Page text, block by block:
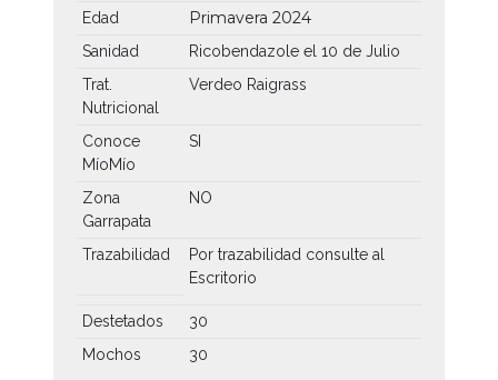
Edad Primavera 2024
Sanidad
Ricobendazole el 10 de Julio
Trat.
Nutricional
Verdeo Raigrass
Conoce
MíoMío
SI
Zona
Garrapata
NO
Trazabilidad
Por trazabilidad consulte al
Escritorio
Destetados
30
Mochos
30